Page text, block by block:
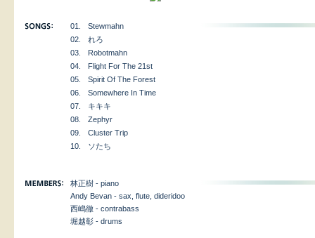
01.
Stewmahn
02.
れろ
03.
Robotmahn
04.
Flight For The 21st
05.
Spirit Of The Forest
06.
Somewhere In Time
07.
キキキ
08.
Zephyr
09.
Cluster Trip
10.
ソたち
林正樹 - piano
Andy Bevan - sax, flute, dideridoo
西嶋徹 - contrabass
堀越彰 - drums